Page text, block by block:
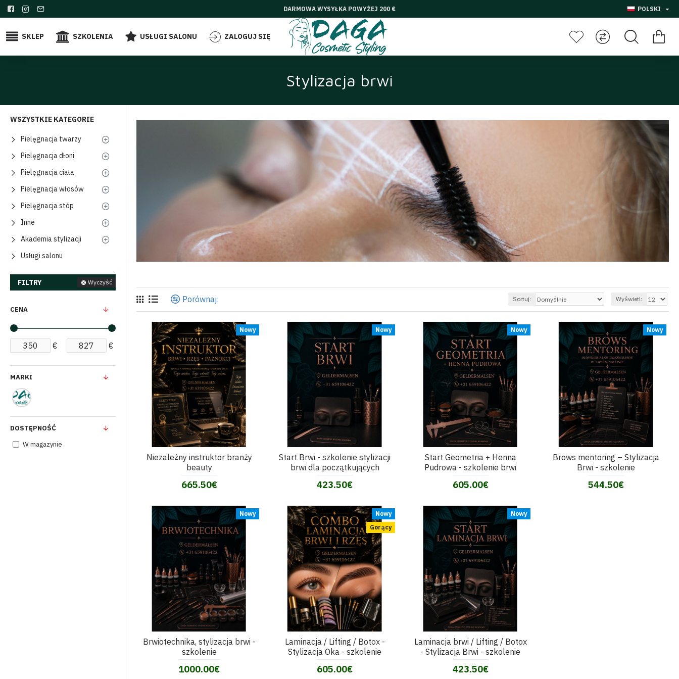
DARMOWA WYSYŁKA POWYŻEJ 200 € POLSKI
SKLEP SZKOLENIA USŁUGI SALONU ZALOGUJ SIĘ
Stylizacja brwi
WSZYSTKIE KATEGORIE
Pielęgnacja twarzy
Pielęgnacja dłoni
Pielęgnacja ciała
Pielęgnacja włosów
Pielęgnacja stóp
Inne
Akademia stylizacji
Usługi salonu
FILTRY Wyczyść
CENA
€ €
MARKI
DOSTĘPNOŚĆ
W magazynie
Porównaj: Sortuj: Wyświetl:
Nowy
Niezależny instruktor branży
beauty
665.50€
Nowy
Start Brwi - szkolenie stylizacji
brwi dla początkujących
423.50€
Nowy
Start Geometria + Henna
Pudrowa - szkolenie brwi
605.00€
Nowy
Brows mentoring – Stylizacja
Brwi - szkolenie
544.50€
Nowy
Brwiotechnika, stylizacja brwi -
szkolenie
1000.00€
Nowy
Gorący
Laminacja / Lifting / Botox -
Stylizacja Oka - szkolenie
605.00€
Nowy
Laminacja brwi / Lifting / Botox
- Stylizacja Brwi - szkolenie
423.50€